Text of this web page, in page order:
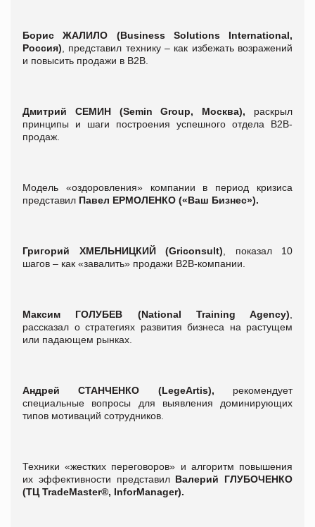
Борис ЖАЛИЛО (Business Solutions International,
Россия) , представил технику – как избежать возражений
и повысить продажи в В2В.
Дмитрий СЕМИН (Semin Group, Москва), раскрыл
принципы и шаги построения успешного отдела B2B-
продаж.
Модель «оздоровления» компании в период кризиса
представил Павел ЕРМОЛЕНКО («Ваш Бизнес»).
Григорий ХМЕЛЬНИЦКИЙ (Griconsult) , показал 10
шагов – как «завалить» продажи В2В-компании.
Максим ГОЛУБЕВ (National Training Agency)
рассказал о стратегиях развития бизнеса на растущем
или падающем рынках.
Андрей СТАНЧЕНКО (LegeArtis), рекомендует
специальные вопросы для выявления доминирующих
типов мотиваций сотрудников.
Техники «жестких переговоров» и алгоритм повышения
их эффективности представил Валерий ГЛУБОЧЕНКО
(ТЦ TradeMaster®, InforManager).